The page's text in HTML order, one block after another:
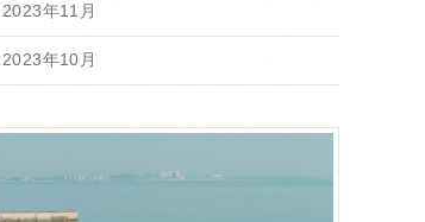
2023年11月
2023年10月